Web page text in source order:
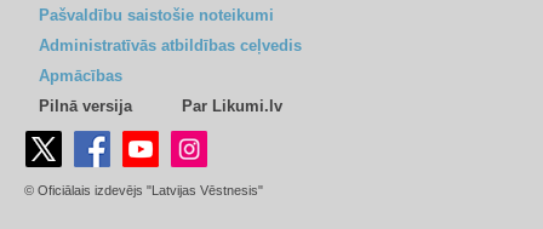
Pašvaldību saistošie noteikumi
Administratīvās atbildības ceļvedis
Apmācības
Pilnā versija
Par Likumi.lv
© Oficiālais izdevējs "Latvijas Vēstnesis"